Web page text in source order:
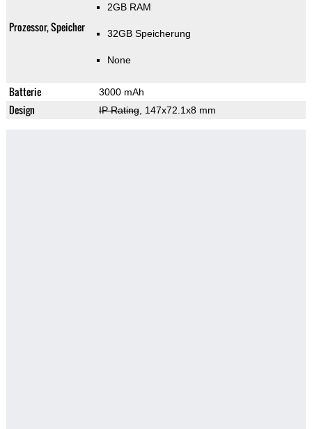
Prozessor, Speicher
2GB RAM
32GB Speicherung
None
Batterie 3000 mAh
Design IP Rating, 147x72.1x8 mm